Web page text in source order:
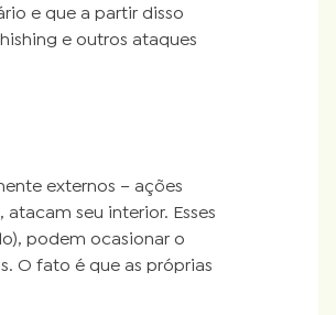
e que a partir disso
e outros ataques
externos – ações
seu interior. Esses
podem ocasionar o
O fato é que as próprias